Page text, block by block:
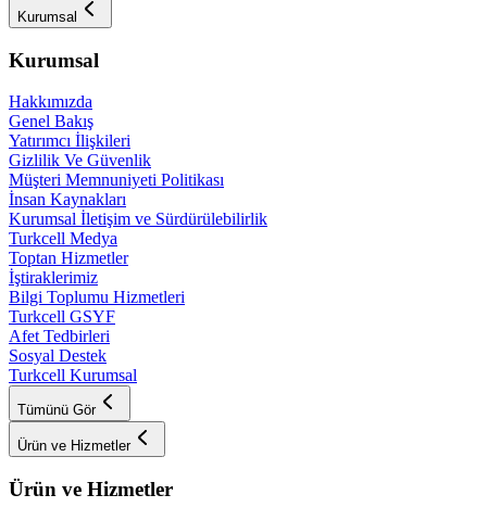
Kurumsal
Kurumsal
Hakkımızda
Genel Bakış
Yatırımcı İlişkileri
Gizlilik Ve Güvenlik
Müşteri Memnuniyeti Politikası
İnsan Kaynakları
Kurumsal İletişim ve Sürdürülebilirlik
Turkcell Medya
Toptan Hizmetler
İştiraklerimiz
Bilgi Toplumu Hizmetleri
Turkcell GSYF
Afet Tedbirleri
Sosyal Destek
Turkcell Kurumsal
Tümünü Gör
Ürün ve Hizmetler
Ürün ve Hizmetler